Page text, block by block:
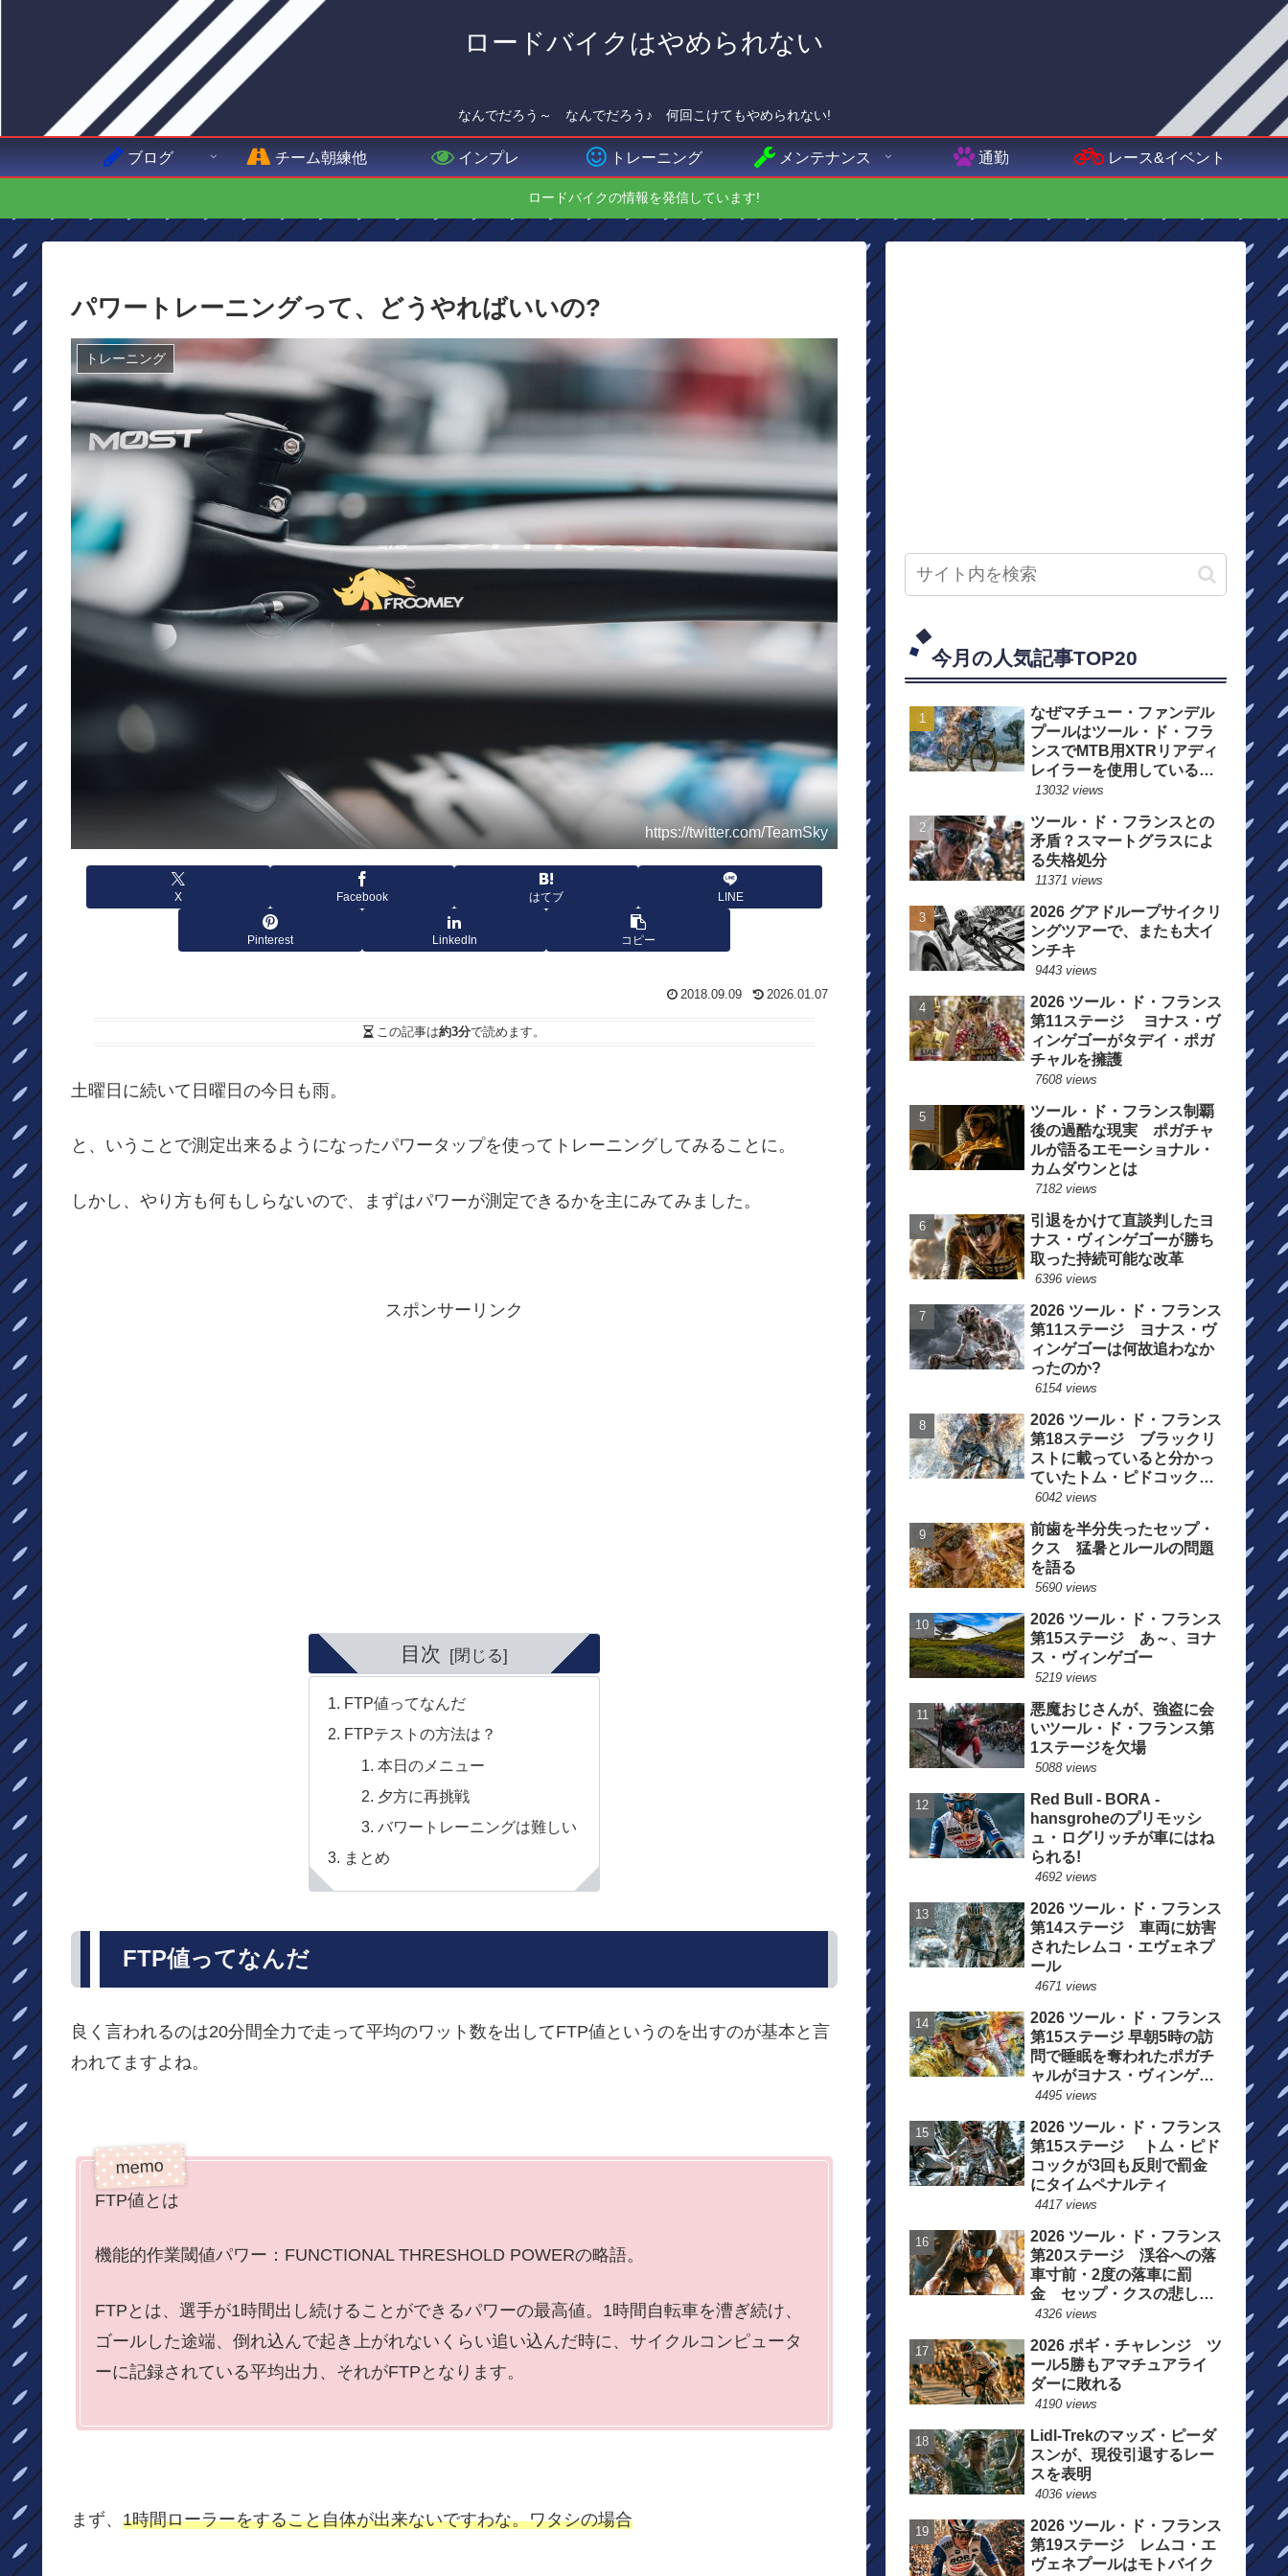
ロードバイクはやめられない
なんでだろう～ なんでだろう♪ 何回こけてもやめられない!
ブログ チーム朝練他 インプレ トレーニング メンテナンス 通勤 レース&イベント
ロードバイクの情報を発信しています!
パワートレーニングって、どうやればいいの?
トレーニング
https://twitter.com/TeamSky
X Facebook はてブ LINE
Pinterest LinkedIn コピー
2018.09.09 2026.01.07
この記事は約3分で読めます。
土曜日に続いて日曜日の今日も雨。
と、いうことで測定出来るようになったパワータップを使ってトレーニングしてみることに。
しかし、やり方も何もしらないので、まずはパワーが測定できるかを主にみてみました。
スポンサーリンク
目次
FTP値ってなんだ
FTPテストの方法は？
本日のメニュー
夕方に再挑戦
バワートレーニングは難しい
まとめ
FTP値ってなんだ
良く言われるのは20分間全力で走って平均のワット数を出してFTP値というのを出すのが基本と言
われてますよね。
FTP値とは
機能的作業閾値パワー：FUNCTIONAL THRESHOLD POWERの略語。
FTPとは、選手が1時間出し続けることができるパワーの最高値。1時間自転車を漕ぎ続け、
ゴールした途端、倒れ込んで起き上がれないくらい追い込んだ時に、サイクルコンピュータ
ーに記録されている平均出力、それがFTPとなります。
まず、 1時間ローラーをすること自体が出来ないですわな。ワタシの場合
今月の人気記事TOP20
なぜマチュー・ファンデル
プールはツール・ド・フラ
ンスでMTB用XTRリアディ
レイラーを使用しているの
か？
13032 views
ツール・ド・フランスとの
矛盾？スマートグラスによ
る失格処分
11371 views
2026 グアドループサイクリ
ングツアーで、またも大イ
ンチキ
9443 views
2026 ツール・ド・フランス
第11ステージ ヨナス・ヴ
ィンゲゴーがタデイ・ポガ
チャルを擁護
7608 views
ツール・ド・フランス制覇
後の過酷な現実 ポガチャ
ルが語るエモーショナル・
カムダウンとは
7182 views
引退をかけて直談判したヨ
ナス・ヴィンゲゴーが勝ち
取った持続可能な改革
6396 views
2026 ツール・ド・フランス
第11ステージ ヨナス・ヴ
ィンゲゴーは何故追わなか
ったのか?
6154 views
2026 ツール・ド・フランス
第18ステージ ブラックリ
ストに載っていると分かっ
ていたトム・ピドコックは
総合順位死守に
6042 views
前歯を半分失ったセップ・
クス 猛暑とルールの問題
を語る
5690 views
2026 ツール・ド・フランス
第15ステージ あ～、ヨナ
ス・ヴィンゲゴー
5219 views
悪魔おじさんが、強盗に会
いツール・ド・フランス第
1ステージを欠場
5088 views
Red Bull - BORA -
hansgroheのプリモッシ
ュ・ログリッチが車にはね
られる!
4692 views
2026 ツール・ド・フランス
第14ステージ 車両に妨害
されたレムコ・エヴェネプ
ール
4671 views
2026 ツール・ド・フランス
第15ステージ 早朝5時の訪
問で睡眠を奪われたポガチ
ャルがヨナス・ヴィンゲゴ
ーの離脱を惜しむ
4495 views
2026 ツール・ド・フランス
第15ステージ トム・ピド
コックが3回も反則で罰金
にタイムペナルティ
4417 views
2026 ツール・ド・フランス
第20ステージ 渓谷への落
車寸前・2度の落車に罰
金 セップ・クスの悲しい
一日
4326 views
2026 ポギ・チャレンジ ツ
ール5勝もアマチュアライ
ダーに敗れる
4190 views
Lidl-Trekのマッズ・ピーダ
スンが、現役引退するレー
スを表明
4036 views
2026 ツール・ド・フランス
第19ステージ レムコ・エ
ヴェネプールはモトバイク